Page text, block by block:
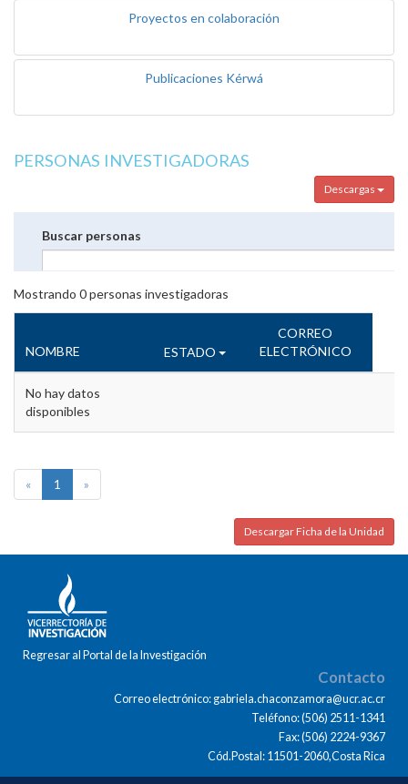
Proyectos en colaboración
Publicaciones Kérwá
PERSONAS INVESTIGADORAS
Descargas
Buscar personas
Mostrando 0personas investigadoras
NOMBRE ESTADO
CORREO
ELECTRÓNICO
No hay datos
disponibles
« 1 »
Descargar Ficha de la Unidad
Regresar al Portal de la Investigación
Contacto
Correo electrónico: gabriela.chaconzamora@ucr.ac.cr
Teléfono: (506) 2511-1341
Fax: (506) 2224-9367
Cód.Postal: 11501-2060,Costa Rica